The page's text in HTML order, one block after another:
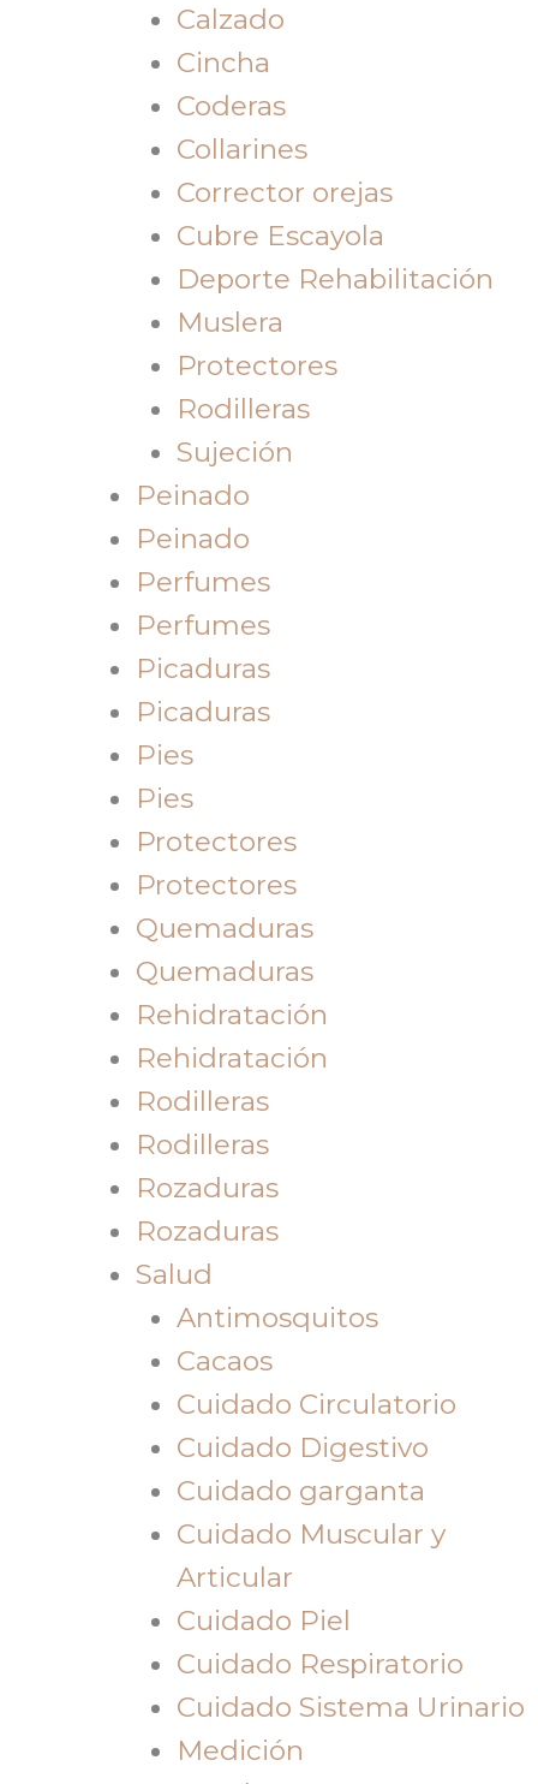
Calzado
Cincha
Coderas
Collarines
Corrector orejas
Cubre Escayola
Deporte Rehabilitación
Muslera
Protectores
Rodilleras
Sujeción
Peinado
Peinado
Perfumes
Perfumes
Picaduras
Picaduras
Pies
Pies
Protectores
Protectores
Quemaduras
Quemaduras
Rehidratación
Rehidratación
Rodilleras
Rodilleras
Rozaduras
Rozaduras
Salud
Antimosquitos
Cacaos
Cuidado Circulatorio
Cuidado Digestivo
Cuidado garganta
Cuidado Muscular y
Articular
Cuidado Piel
Cuidado Respiratorio
Cuidado Sistema Urinario
Medición